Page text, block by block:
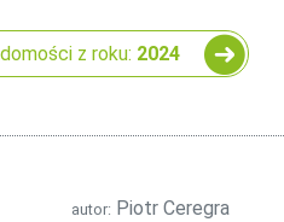
z roku: 2024
autor: Piotr Ceregra